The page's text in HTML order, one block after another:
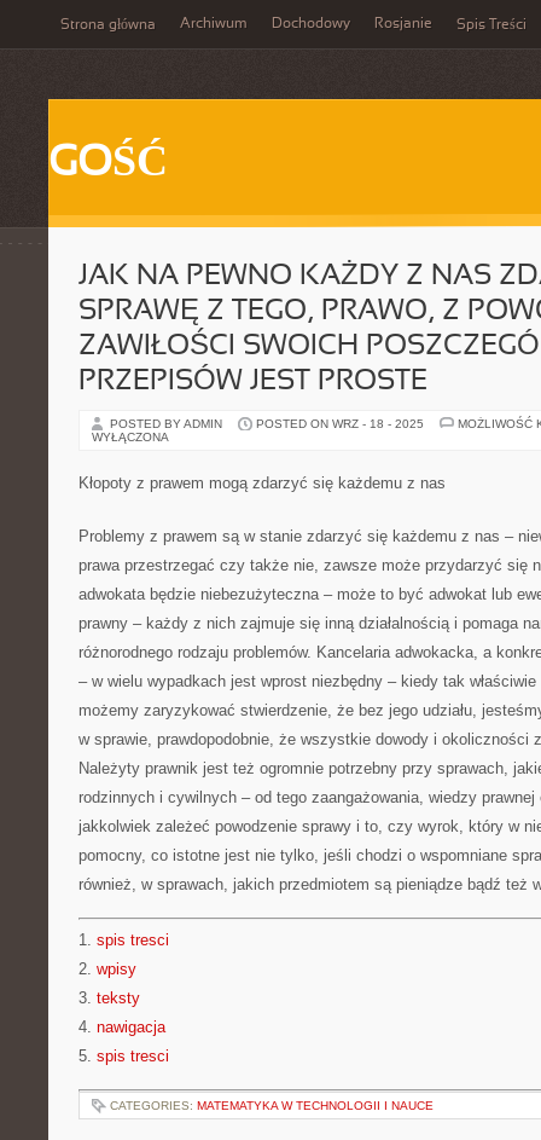
Strona główna Archiwum Dochodowy Rosjanie Spis Treści
GOŚĆ
JAK NA PEWNO KAŻDY Z NAS
SPRAWĘ Z TEGO, PRAWO, Z
ZAWIŁOŚCI SWOICH
PRZEPISÓW JEST PROSTE
POSTED BY ADMIN POSTED ON WRZ - 18 - 2025
MOŻLIWOŚĆ
WYŁĄCZONA
Kłopoty z prawem mogą zdarzyć się każdemu z nas
Problemy z prawem są w stanie zdarzyć się każdemu z nas –
prawa przestrzegać czy także nie, zawsze może przydarzyć się
adwokata będzie niebezużyteczna – może to być adwokat lub
prawny – każdy z nich zajmuje się inną działalnością i pomaga
różnorodnego rodzaju problemów. Kancelaria adwokacka, a
– w wielu wypadkach jest wprost niezbędny – kiedy tak
możemy zaryzykować stwierdzenie, że bez jego udziału,
w sprawie, prawdopodobnie, że wszystkie dowody i okoliczności
Należyty prawnik jest też ogromnie potrzebny przy sprawach,
rodzinnych i cywilnych – od tego zaangażowania, wiedzy
jakkolwiek zależeć powodzenie sprawy i to, czy wyrok, który w
pomocny, co istotne jest nie tylko, jeśli chodzi o wspomniane
również, w sprawach, jakich przedmiotem są pieniądze bądź też
1. spis tresci
2. wpisy
3. teksty
4. nawigacja
5. spis tresci
CATEGORIES: MATEMATYKA W TECHNOLOGII I NAUCE